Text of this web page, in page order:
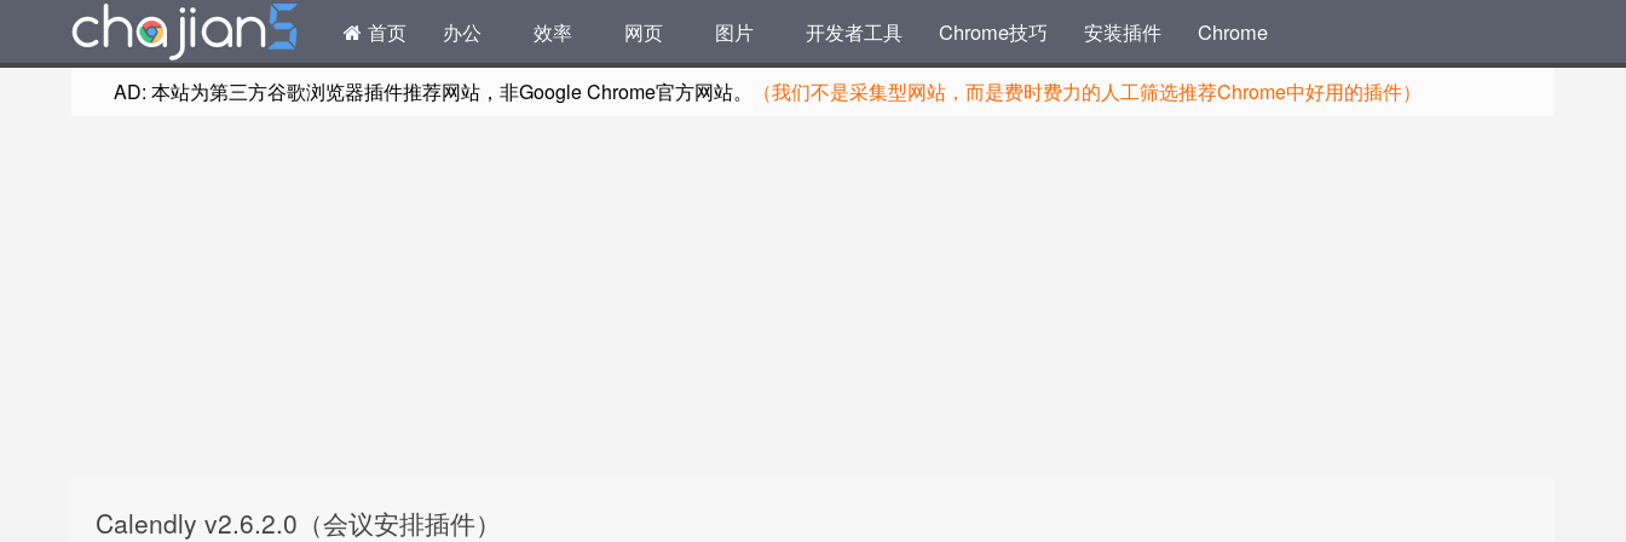
首页 办公 效率 网页 图片 开发者工具 Chrome技巧 安装插件 Chrome
AD: 本站为第三方谷歌浏览器插件推荐网站，非Google Chrome官方网站。 （我们不是采集型网站，而是费时费力的人工筛选推荐Chrome中好用的插件）
Calendly v2.6.2.0（会议安排插件）